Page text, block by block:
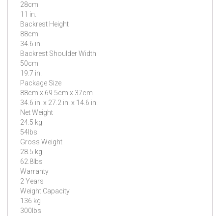
28cm
11 in.
Backrest Height
88cm
34.6 in.
Backrest Shoulder Width
50cm
19.7 in.
Package Size
88cm x 69.5cm x 37cm
34.6 in. x 27.2 in. x 14.6 in.
Net Weight
24.5 kg
54lbs
Gross Weight
28.5 kg
62.8lbs
Warranty
2 Years
Weight Capacity
136 kg
300lbs